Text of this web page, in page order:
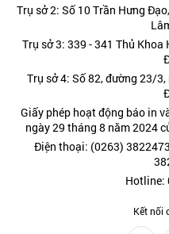
Trụ sở 2: Số 10 Trần Hưng
Trụ sở 3: 339 - 341 Thủ
Trụ sở 4: Số 82, đường 23/
Giấy phép hoạt động báo in
ngày 29 tháng 8 năm 2024
Điện thoại: (0263)
Hotline:
Kết nối